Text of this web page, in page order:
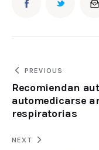
PREVIOUS
Recomiendan
automedicarse
respiratorias
NEXT